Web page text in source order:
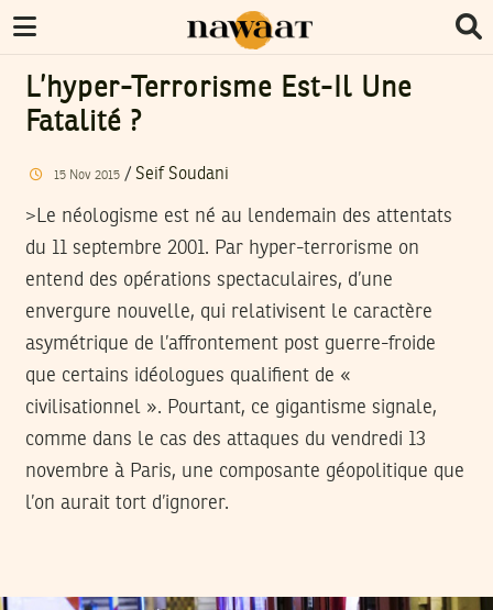
L’hyper-Terrorisme Est-Il Une
Fatalité ?
15 Nov 2015/ Seif Soudani
>Le néologisme est né au lendemain des attentats
du 11 septembre 2001. Par hyper-terrorisme on
entend des opérations spectaculaires, d’une
envergure nouvelle, qui relativisent le caractère
asymétrique de l’affrontement post guerre-froide
que certains idéologues qualifient de «
civilisationnel ». Pourtant, ce gigantisme signale,
comme dans le cas des attaques du vendredi 13
novembre à Paris, une composante géopolitique que
l’on aurait tort d’ignorer.